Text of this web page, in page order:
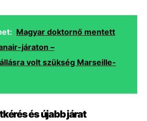
Magyar doktornő mentett
járaton –
volt szükség Marseille-
és újabb járat